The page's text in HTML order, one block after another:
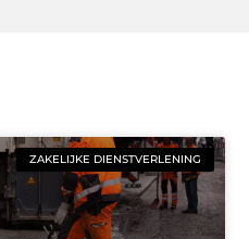
ZAKELIJKE DIENSTVERLENING